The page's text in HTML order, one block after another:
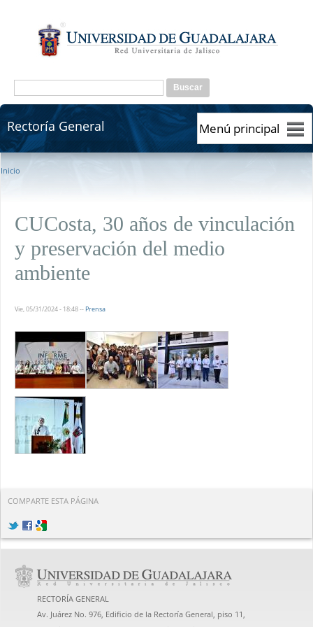
Formulario de búsqueda
Rectoría General
Rectoría General
Se encuentra usted aquí
Inicio
CUCosta, 30 años de vinculación
y preservación del medio
ambiente
Vie, 05/31/2024 - 18:48-- Prensa
COMPARTE ESTA PÁGINA
RECTORÍA GENERAL
Av. Juárez No. 976, Edificio de la Rectoría General, piso 11,